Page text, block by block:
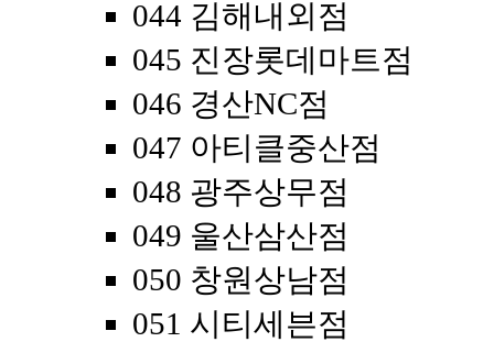
044 김해내외점
045 진장롯데마트점
046 경산NC점
047 아티클중산점
048 광주상무점
049 울산삼산점
050 창원상남점
051 시티세븐점